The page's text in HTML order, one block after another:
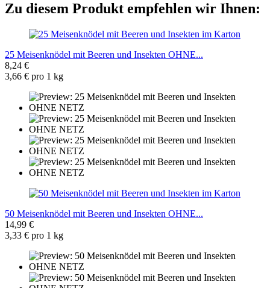
Zu diesem Produkt empfehlen wir Ihnen:
25 Meisenknödel mit Beeren und Insekten OHNE...
8,24 €
3,66 € pro 1 kg
50 Meisenknödel mit Beeren und Insekten OHNE...
14,99 €
3,33 € pro 1 kg